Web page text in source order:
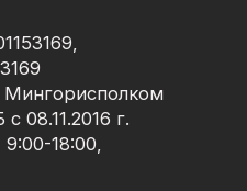
Мингорисполком
08.11.2016 г.
18:00,